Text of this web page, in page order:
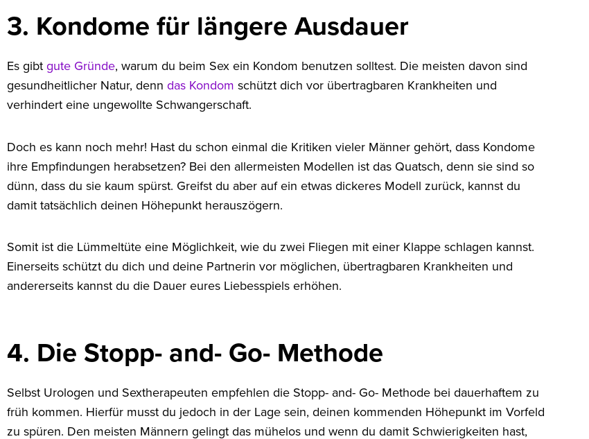
3. Kondome für längere Ausdauer
Es gibt gute Gründe, warum du beim Sex ein Kondom benutzen solltest. Die meisten davon sind
gesundheitlicher Natur, denn das Kondom schützt dich vor übertragbaren Krankheiten und
verhindert eine ungewollte Schwangerschaft.
Doch es kann noch mehr! Hast du schon einmal die Kritiken vieler Männer gehört, dass Kondome
ihre Empfindungen herabsetzen? Bei den allermeisten Modellen ist das Quatsch, denn sie sind so
dünn, dass du sie kaum spürst. Greifst du aber auf ein etwas dickeres Modell zurück, kannst du
damit tatsächlich deinen Höhepunkt herauszögern.
Somit ist die Lümmeltüte eine Möglichkeit, wie du zwei Fliegen mit einer Klappe schlagen kannst.
Einerseits schützt du dich und deine Partnerin vor möglichen, übertragbaren Krankheiten und
andererseits kannst du die Dauer eures Liebesspiels erhöhen.
4. Die Stopp- and- Go- Methode
Selbst Urologen und Sextherapeuten empfehlen die Stopp- and- Go- Methode bei dauerhaftem zu
früh kommen. Hierfür musst du jedoch in der Lage sein, deinen kommenden Höhepunkt im Vorfeld
zu spüren. Den meisten Männern gelingt das mühelos und wenn du damit Schwierigkeiten hast,